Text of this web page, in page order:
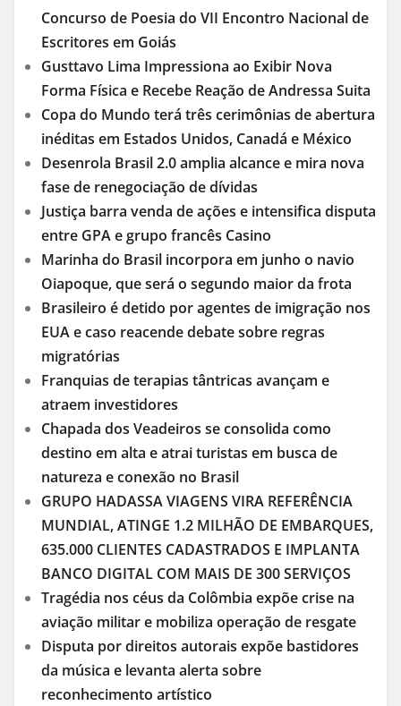
Concurso de Poesia do VII Encontro Nacional de
Escritores em Goiás
Gusttavo Lima Impressiona ao Exibir Nova
Forma Física e Recebe Reação de Andressa Suita
Copa do Mundo terá três cerimônias de abertura
inéditas em Estados Unidos, Canadá e México
Desenrola Brasil 2.0 amplia alcance e mira nova
fase de renegociação de dívidas
Justiça barra venda de ações e intensifica disputa
entre GPA e grupo francês Casino
Marinha do Brasil incorpora em junho o navio
Oiapoque, que será o segundo maior da frota
Brasileiro é detido por agentes de imigração nos
EUA e caso reacende debate sobre regras
migratórias
Franquias de terapias tântricas avançam e
atraem investidores
Chapada dos Veadeiros se consolida como
destino em alta e atrai turistas em busca de
natureza e conexão no Brasil
GRUPO HADASSA VIAGENS VIRA REFERÊNCIA
MUNDIAL, ATINGE 1.2 MILHÃO DE EMBARQUES,
635.000 CLIENTES CADASTRADOS E IMPLANTA
BANCO DIGITAL COM MAIS DE 300 SERVIÇOS
Tragédia nos céus da Colômbia expõe crise na
aviação militar e mobiliza operação de resgate
Disputa por direitos autorais expõe bastidores
da música e levanta alerta sobre
reconhecimento artístico